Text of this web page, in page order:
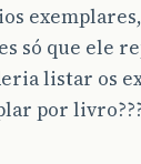
só que ele
listar os
por